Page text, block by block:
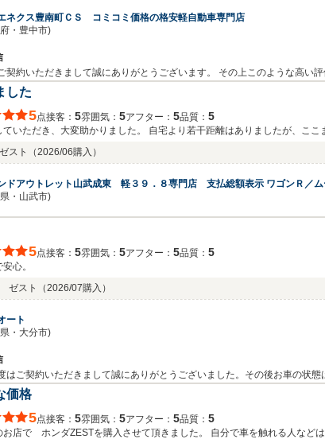
ネクス豊南町ＣＳ コミコミ価格の格安軽自動車専門店
・豊中市)
契約いただきまして誠にありがとうございます。 その上このような高い
客様のご予算、ご希望に合ったご提案を 心がけておりますので また何
した
5点接客： 5雰囲気： 5アフター： 5品質： 5
いただき、大変助かりました。 自宅より若干距離はありましたが、こ
たです。 暑さが厳しくなりますがご自愛ください。
スト （2026/06購入）
ドアウトレット山武成東 軽３９．８専門店 支払総額表示 ワゴンＲ／ム
・山武市)
5点接客： 5雰囲気： 5アフター： 5品質： 5
心。
ゼスト （2026/07購入）
ート
・大分市)
ご契約いただきまして誠にありがとうございました。その後お車の状
す。何かお困りの際はぜひお気軽にお立ち寄りください。今後とも、どう
価格
5点接客： 5雰囲気： 5アフター： 5品質： 5
お店で ホンダZESTを購入させて頂きました。 自分で車を触れる人など